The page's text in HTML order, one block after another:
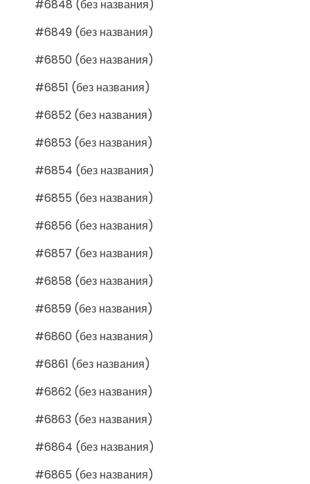
#6848 (без названия)
#6849 (без названия)
#6850 (без названия)
#6851 (без названия)
#6852 (без названия)
#6853 (без названия)
#6854 (без названия)
#6855 (без названия)
#6856 (без названия)
#6857 (без названия)
#6858 (без названия)
#6859 (без названия)
#6860 (без названия)
#6861 (без названия)
#6862 (без названия)
#6863 (без названия)
#6864 (без названия)
#6865 (без названия)